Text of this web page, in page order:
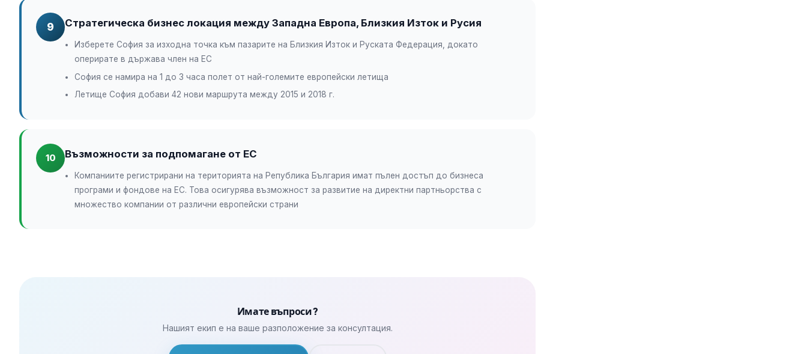
9 Стратегическа бизнес локация между Западна Европа, Близкия Изток и Русия
Изберете София за изходна точка към пазарите на Близкия Изток и Руската Федерация, докато
оперирате в държава член на ЕС
София се намира на 1 до 3 часа полет от най-големите европейски летища
Летище София добави 42 нови маршрута между 2015 и 2018 г.
10 Възможности за подпомагане от ЕС
Компаниите регистрирани на територията на Република България имат пълен достъп до бизнеса
програми и фондове на ЕС. Това осигурява възможност за развитие на директни партньорства с
множество компании от различни европейски страни
Имате въпроси?
Нашият екип е на ваше разположение за консултация.